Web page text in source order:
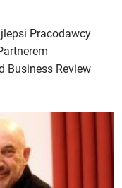
Pracodawcy
Business Review